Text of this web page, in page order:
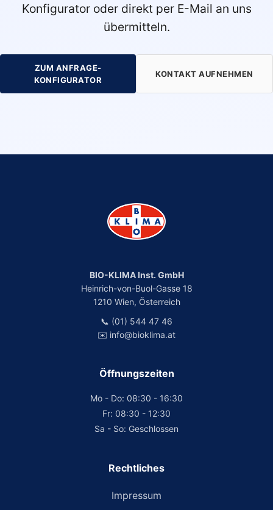
Konfigurator oder direkt per E-Mail an uns
übermitteln.
ZUM ANFRAGE-
KONFIGURATOR
KONTAKT AUFNEHMEN
BIO-KLIMA Inst. GmbH
Heinrich-von-Buol-Gasse 18
1210 Wien, Österreich
📞 (01) 544 47 46
✉️ info@bioklima.at
Öffnungszeiten
Mo - Do: 08:30 - 16:30
Fr: 08:30 - 12:30
Sa - So: Geschlossen
Rechtliches
Impressum